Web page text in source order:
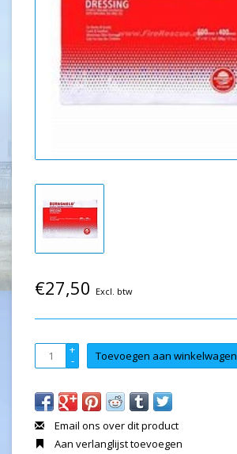
€27,50 Excl. btw
+
- Toevoegen aan winkelwagen
Email ons over dit product
Aan verlanglijst toevoegen